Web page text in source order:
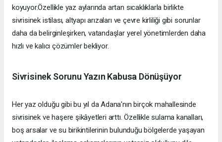
koyuyor.Özellikle yaz aylarında artan sıcaklıklarla birlikte
sivrisinek istilası, altyapı arızaları ve çevre kirliliği gibi sorunlar
daha da belirginleşirken, vatandaşlar yerel yönetimlerden daha
hızlı ve kalıcı çözümler bekliyor.
Sivrisinek Sorunu Yazın Kabusa Dönüşüyor
Her yaz olduğu gibi bu yıl da Adana'nın birçok mahallesinde
sivrisinek ve haşere şikâyetleri arttı. Özellikle sulama kanalları,
boş arsalar ve su birikintilerinin bulunduğu bölgelerde yaşayan